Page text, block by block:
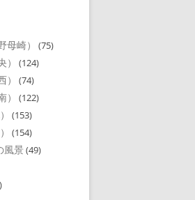
崎） (75)
(124)
(74)
(122)
(153)
(154)
風景 (49)